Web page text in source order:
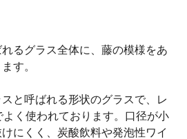
るグラス全体に、藤の模様をあ
す。
と呼ばれる形状のグラスで、レ
く使われております。口径が小
にくく、炭酸飲料や発泡性ワイ